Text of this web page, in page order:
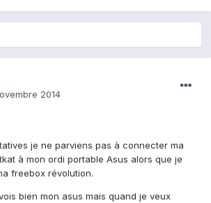
2014
je ne parviens pas à connecter ma
à mon ordi portable Asus alors que je
freebox révolution.
bien mon asus mais quand je veux